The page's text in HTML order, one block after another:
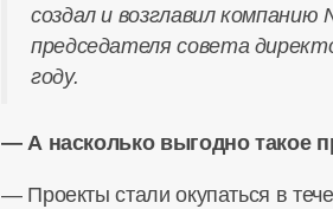
создал и возглавил
председателя совета
году.
— А насколько выгодно такое
— Проекты стали окупаться в